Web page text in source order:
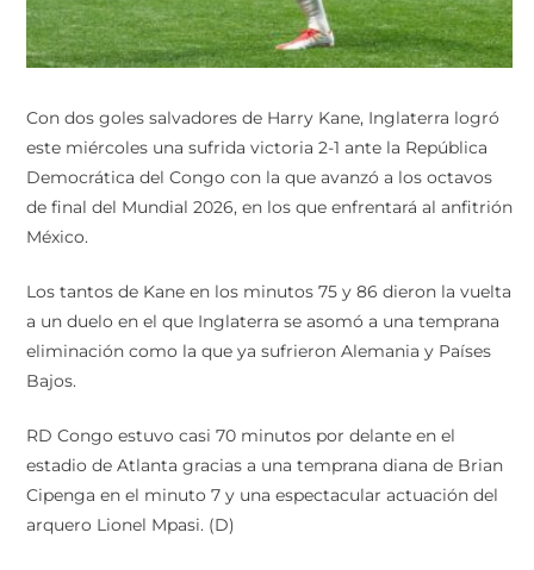
Con dos goles salvadores de Harry Kane, Inglaterra logró
este miércoles una sufrida victoria 2-1 ante la República
Democrática del Congo con la que avanzó a los octavos
de final del Mundial 2026, en los que enfrentará al anfitrión
México.
Los tantos de Kane en los minutos 75 y 86 dieron la vuelta
a un duelo en el que Inglaterra se asomó a una temprana
eliminación como la que ya sufrieron Alemania y Países
Bajos.
RD Congo estuvo casi 70 minutos por delante en el
estadio de Atlanta gracias a una temprana diana de Brian
Cipenga en el minuto 7 y una espectacular actuación del
arquero Lionel Mpasi. (D)